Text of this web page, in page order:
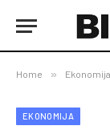
Home » Ekonomija
EKONOMIJA